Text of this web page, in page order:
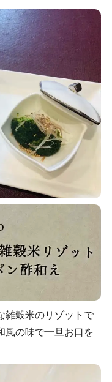
雑穀米のリゾットで
風の味で一旦お口を